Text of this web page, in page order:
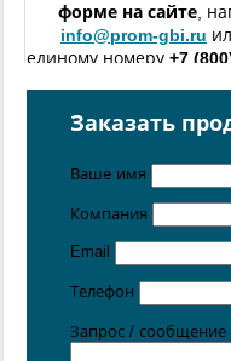
форме на сайте ,
info@prom-gbi.ru
единому номеру +7
изготовление
Поставка
расположенных
Петербурге,Москве,
Дону,
Цена от 5 руб. / кг
Заказать
Ваше имя
Компания
Email
Телефон
Запрос / сообщение